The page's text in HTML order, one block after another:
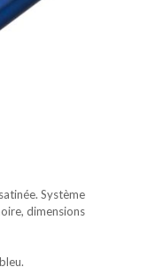
Système
dimensions